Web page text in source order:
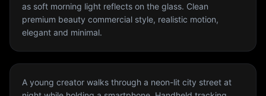
as soft morning light reflects on the glass. Clean
premium beauty commercial style, realistic motion,
elegant and minimal.
A young creator walks through a neon-lit city street at